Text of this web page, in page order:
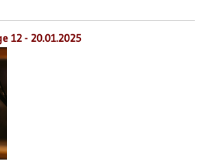
12 - 20.01.2025